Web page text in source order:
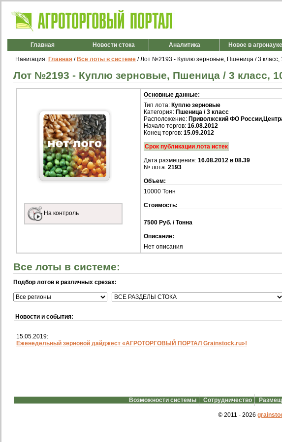
Главная Новости стока Аналитика Новое в агронауке
Навигация: Главная / Все лоты в системе / Лот №2193 - Куплю зерновые, Пшеница / 3 класс,
Лот №2193 - Куплю зерновые, Пшеница / 3 класс,
На контроль
Основные данные:
Тип лота: Куплю зерновые
Категория: Пшеница / 3 класс
Расположение: Приволжский ФО
Начало торгов: 16.08.2012
Конец торгов: 15.09.2012
Срок публикации лота истек
Дата размещения: 16.08.2012 в 08.39
№ лота: 2193
Объем:
10000 Тонн
Стоимость:
7500 Руб. / Тонна
Описание:
Нет описания
Все лоты в системе:
Подбор лотов в различных срезах:
Новости и события:
15.05.2019:
Еженедельный зерновой дайджест «АГРОТОРГОВЫЙ ПОРТАЛ Grainstock.ru»!
Возможности системы Сотрудничество
© 2011 - 2026